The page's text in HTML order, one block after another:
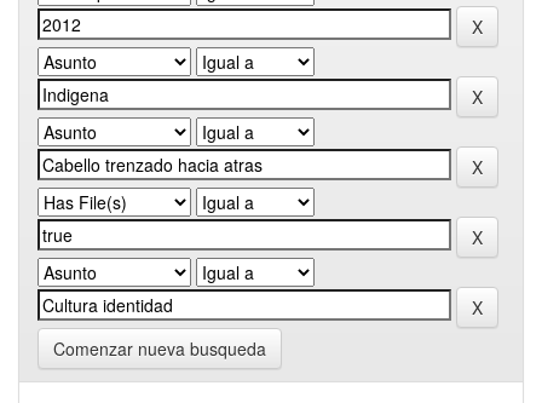
Comenzar nueva busqueda